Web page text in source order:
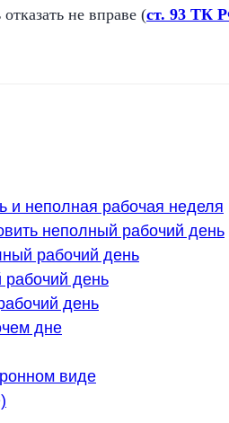
не вправе (ст. 93 ТК
и неполная рабочая неделя
неполный рабочий день
рабочий день
день
день
дне
виде